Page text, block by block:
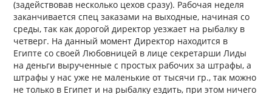
(задействовав несколько цехов сразу). Рабочая неделя
заканчивается спец заказами на выходные, начиная со
среды, так как дорогой директор уезжает на рыбалку в
четверг. На данный момент Директор находится в
Египте со своей Любовницей в лице секретарши Лиды
на деньги вырученные с простых рабочих за штрафы, а
штрафы у нас уже не маленькие от тысячи гр., так можно
не только в Египет и на рыбалку ездить, при этом ничего